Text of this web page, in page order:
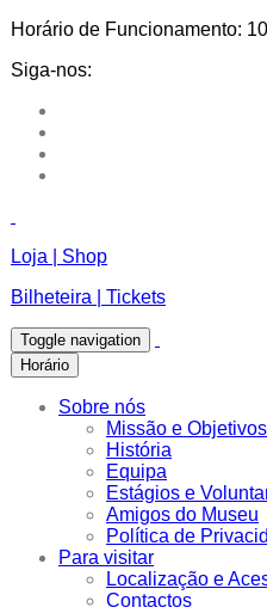
Horário de Funcionamento:
Siga-nos:
Loja | Shop
Bilheteira | Tickets
Toggle navigation
Horário
Sobre nós
Missão e Objetivos
História
Equipa
Estágios e
Amigos do Museu
Política de
Para visitar
Localização e
Contactos